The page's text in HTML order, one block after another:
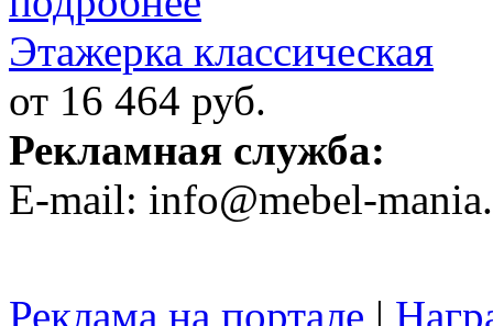
Этажерка классическая
от 16 464 руб.
Рекламная служба:
E-mail: info@mebel-
Реклама на портале |